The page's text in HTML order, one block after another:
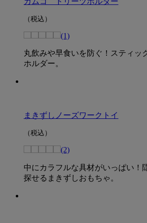
（税込）
(1)
丸飲みや早食いを防ぐ！スティッ
ホルダー。
まきずしノーズワークトイ
（税込）
(2)
中にカラフルな具材がいっぱい！
探せるまきずしおもちゃ。